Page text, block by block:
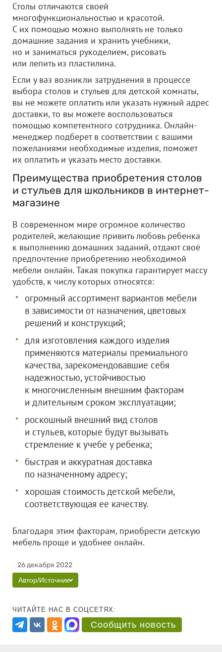
Столы отличаются своей
многофункциональностью и красотой.
С их помощью можно выполнять не только
домашние задания и хранить учебники,
но и заниматься рукоделием, рисовать
или лепить из пластилина.
Если у ваз возникли затруднения в процессе
выбора столов и стульев для детской комнаты,
вы не можете оплатить или указать нужный адрес
доставки, то вы можете воспользоваться
помощью компетентного сотрудника. Онлайн-
менеджер подберет в соответствии с вашими
пожеланиями необходимые изделия, поможет
их оплатить и указать место доставки.
Преимущества приобретения столов
и стульев для школьников в интернет-
магазине
В современном мире огромное количество
родителей, желающие привить любовь ребенка
к выполнению домашних заданий, отдают своё
предпочтение приобретению необходимой
мебели онлайн. Такая покупка гарантирует массу
удобств, к числу которых относятся:
огромный ассортимент вариантов мебели
в зависимости от назначения, цветовых
решений и конструкций;
для изготовления каждого изделия
применяются материалы премиального
качества, зарекомендовавшие себя
надежностью, устойчивостью
к многочисленным внешним факторам
и длительным сроком эксплуатации;
роскошный внешний вид столов
и стульев, которые будут вызывать
стремление к учебе у ребенка;
быстрая и аккуратная доставка
по назначенному адресу;
хорошая стоимость детской мебели,
соответствующая ее качеству.
Благодаря этим факторам, приобрести детскую
мебель проще и удобнее онлайн.
26 декабря 2022
Автор/Источник
ЧИТАЙТЕ НАС В СОЦСЕТЯХ:
Сообщить новость